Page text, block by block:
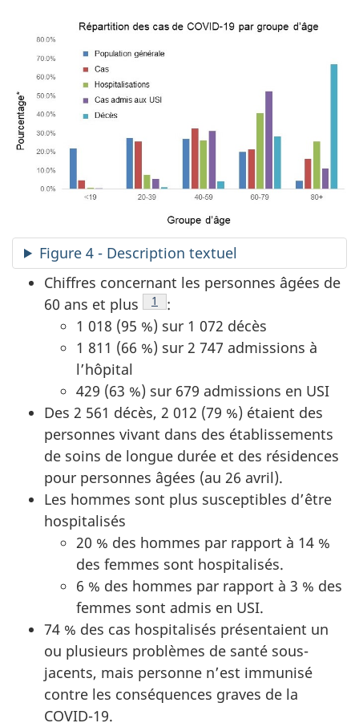
Figure 4 - Description textuel
Chiffres concernant les personnes âgées de
60 ans et plus
Note de bas de page
1
:
1 018 (95 %) sur 1 072 décès
1 811 (66 %) sur 2 747 admissions à
l’hôpital
429 (63 %) sur 679 admissions en USI
Des 2 561 décès, 2 012 (79 %) étaient des
personnes vivant dans des établissements
de soins de longue durée et des résidences
pour personnes âgées (au 26 avril).
Les hommes sont plus susceptibles d’être
hospitalisés
20 % des hommes par rapport à 14 %
des femmes sont hospitalisés.
6 % des hommes par rapport à 3 % des
femmes sont admis en USI.
74 % des cas hospitalisés présentaient un
ou plusieurs problèmes de santé sous-
jacents, mais personne n’est immunisé
contre les conséquences graves de la
COVID-19.